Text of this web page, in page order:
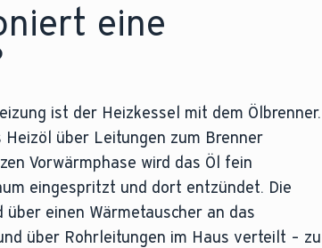
eine
ist der Heizkessel mit dem Ölbrenner.
Heizöl über Leitungen zum Brenner
Vorwärmphase wird das Öl fein
eingespritzt und dort entzündet. Die
einen Wärmetauscher an das
über Rohrleitungen im Haus verteilt – zu